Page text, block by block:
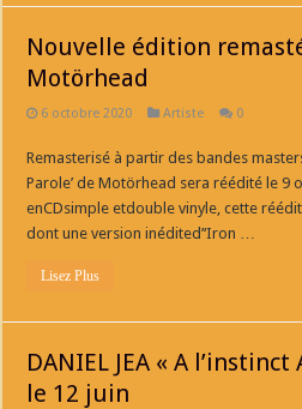
Nouvelle édition
Motörhead
6 octobre 2020 Artiste 0
Remasterisé à partir des bandes
Parole’ de Motörhead sera réédité le 9
enCDsimple etdouble vinyle, cette
dont une version inédited’‘Iron …
Lisez Plus
DANIEL JEA « A
le 12 juin